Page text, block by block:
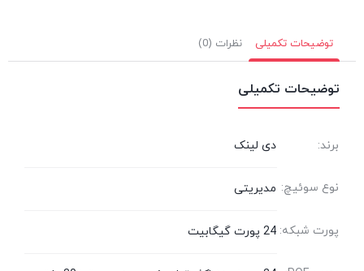
توضیحات تکمیلی نظرات (0)
توضیحات تکمیلی
برند: دی لینک
نوع سوئیچ: مدیریتی
پورت شبکه: 24 پورت گیگابیت